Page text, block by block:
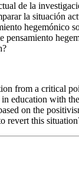
de la
la situación
hegemónico
from a critical
education with
on the
revert this